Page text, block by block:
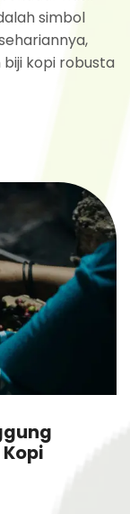
simbol
kopi robusta